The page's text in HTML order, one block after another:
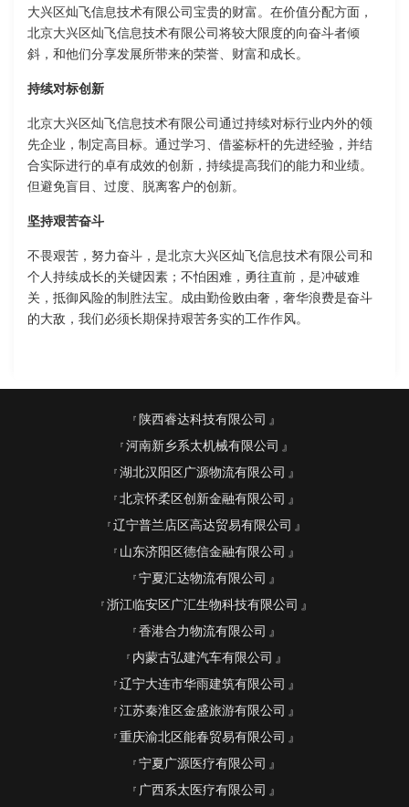
大兴区灿飞信息技术有限公司宝贵的财富。在价值分配方面，
北京大兴区灿飞信息技术有限公司将较大限度的向奋斗者倾
斜，和他们分享发展所带来的荣誉、财富和成长。
持续对标创新
北京大兴区灿飞信息技术有限公司通过持续对标行业内外的领
先企业，制定高目标。通过学习、借鉴标杆的先进经验，并结
合实际进行的卓有成效的创新，持续提高我们的能力和业绩。
但避免盲目、过度、脱离客户的创新。
坚持艰苦奋斗
不畏艰苦，努力奋斗，是北京大兴区灿飞信息技术有限公司和
个人持续成长的关键因素；不怕困难，勇往直前，是冲破难
关，抵御风险的制胜法宝。成由勤俭败由奢，奢华浪费是奋斗
的大敌，我们必须长期保持艰苦务实的工作作风。
陕西睿达科技有限公司
河南新乡系太机械有限公司
湖北汉阳区广源物流有限公司
北京怀柔区创新金融有限公司
辽宁普兰店区高达贸易有限公司
山东济阳区德信金融有限公司
宁夏汇达物流有限公司
浙江临安区广汇生物科技有限公司
香港合力物流有限公司
内蒙古弘建汽车有限公司
辽宁大连市华雨建筑有限公司
江苏秦淮区金盛旅游有限公司
重庆渝北区能春贸易有限公司
宁夏广源医疗有限公司
广西系太医疗有限公司